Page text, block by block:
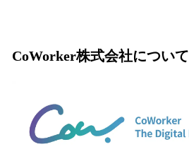
CoWorker株式会社について